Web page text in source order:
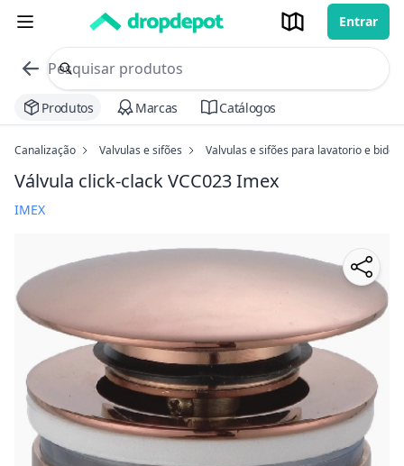
Entrar
commerce search no header
Procurar
Produtos Marcas Catálogos
Canalização Valvulas e sifões Valvulas e sifões para lavatorio e bide
Válvula click-clack VCC023 Imex
IMEX